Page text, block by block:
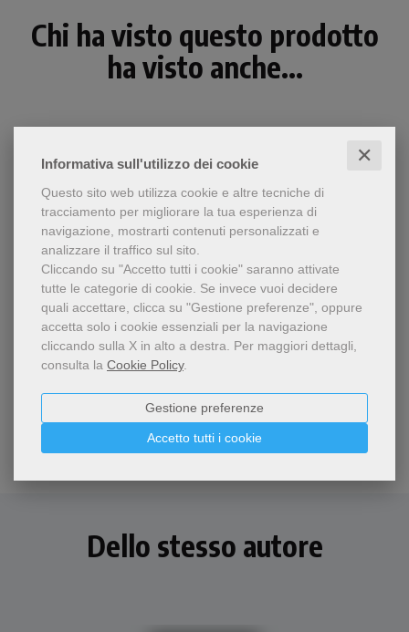
Informativa sull'utilizzo dei cookie ✕
Questo sito web utilizza cookie e altre tecniche di
tracciamento per migliorare la tua esperienza di
navigazione, mostrarti contenuti personalizzati e
analizzare il traffico sul sito.
Cliccando su "Accetto tutti i cookie" saranno attivate
tutte le categorie di cookie. Se invece vuoi decidere
quali accettare, clicca su "Gestione preferenze", oppure
accetta solo i cookie essenziali per la navigazione
cliccando sulla X in alto a destra. Per maggiori dettagli,
consulta la Cookie Policy.
Accetto tutti i cookie
Gestione preferenze
Chi ha visto questo prodotto
ha visto anche...
pdf
Rilettura del Cantico delle
Creature in occasione
(1225-2025) nel quadro
dell'esperienza di Francesco
d
Il Cantico, 800 anni dopo
7,99 €
Dello stesso autore